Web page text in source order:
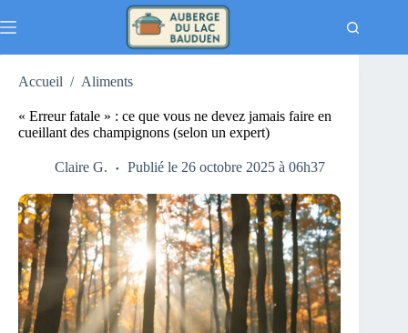
au
Accueil / Aliments
« Erreur fatale » : ce que vous ne devez jamais faire en
cueillant des champignons (selon un expert)
Claire G. Publié le 26 octobre 2025 à 06h37